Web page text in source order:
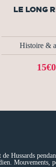
LE LONG
Histoire &
Hussards
Mouvements,